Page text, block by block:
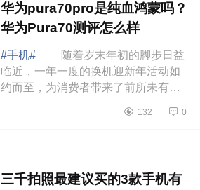
华为pura70pro是纯血鸿蒙吗？
华为Pura70测评怎么样
#手机#
随着岁末年初的脚步日益
临近，一年一度的换机迎新年活动如
约而至，为消费者带来了前所未有的
国产品质手机，始终以其卓越的品
132 0
三千拍照最建议买的3款手机有